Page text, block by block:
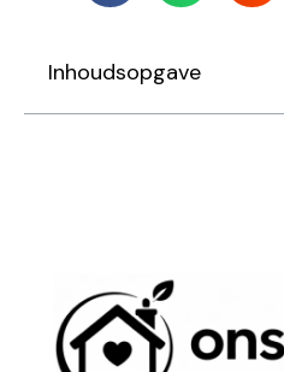
Inhoudsopgave